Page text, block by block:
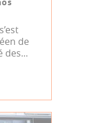
de
des...